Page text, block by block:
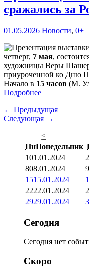
сражались за
01.05.2026 Новости, 0+
четверг, 7 мая,
художницы Веры
приуроченной ко Дню
Начало в 15 часов (М.
Подробнее
← Предыдущая
Следующая →
<
ПнПонедельник
101.01.2024 2
808.01.2024 9
1515.01.2024
2222.01.2024
2929.01.2024
Сегодня
Сегодня нет
Скоро